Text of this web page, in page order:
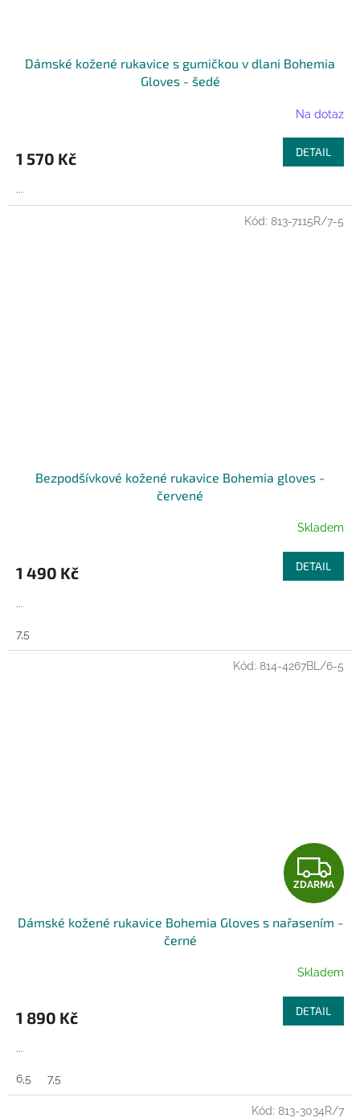
Dámské kožené rukavice s gumičkou v dlani Bohemia
Gloves - šedé
Na dotaz
1 570 Kč DETAIL
...
Bezpodšívkové kožené rukavice Bohemia gloves -
červené
Skladem
1 490 Kč DETAIL
...
7,5
Kód: 813-7115R/7-5
Z
D
A
R
M
A
ZDARMA
Dámské kožené rukavice Bohemia Gloves s nařasením -
černé
Skladem
1 890 Kč DETAIL
...
6,5 7,5
Kód: 814-4267BL/6-5
Kód: 813-3034R/7